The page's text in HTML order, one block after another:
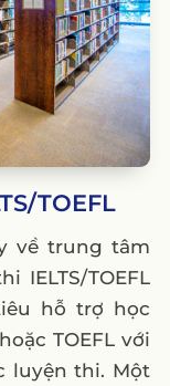
TOEFL
về trung tâm
IELTS/TOEFL
hỗ trợ học
TOEFL với
luyện thi. Một